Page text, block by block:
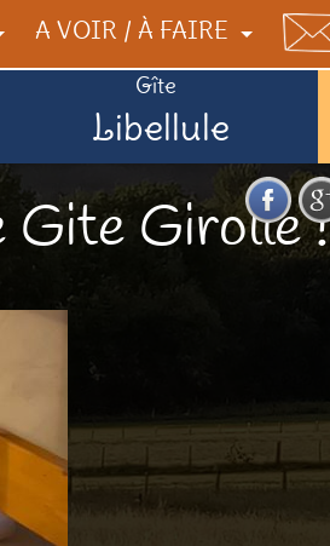
A VOIR / À FAIRE
A FAIRE
COMMERCES / SERVICES
Gîte
Libellule
Gite Girolle !